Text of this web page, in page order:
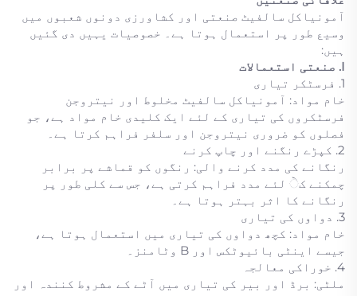
آمونیاکل سالفیٹ صنعتی اور کشاورزی دونوں شعبوں میں
وسیع طور پر استعمال ہوتا ہے۔ خصوصیات یہیں دی گئیں
ہیں:
I. صنعتی استعمالات
1. فرسٹکر تیاری
خام مواد: آمونیاکل سالفیٹ مخلوط اور نیتروجن
فرسٹکروں کی تیاری کے لئے ایک کلیدی خام مواد ہے، جو
فصلوں کو ضروری نیتروجن اور سلفر فراہم کرتا ہے۔
2. کپڑے رنگنے اور چاپ کرنے
رنگانے کی مدد کرنے والی: رنگوں کو قماشے پر برابر
چمکنے کे لئے مدد فراہم کرتی ہے، جس سے کلی طور پر
رنگانے کا اثر بہتر ہوتا ہے۔
3. دواوں کی تیاری
خام مواد: کچھ دواوں کی تیاری میں استعمال ہوتا ہے،
جیسے اینٹی بائیوٹکس اور B وٹامنز۔
4. خوراکی معالجہ
ملٹی: برڈ اور بیر کی تیاری میں آٹے کے مشروط کنندہ اور